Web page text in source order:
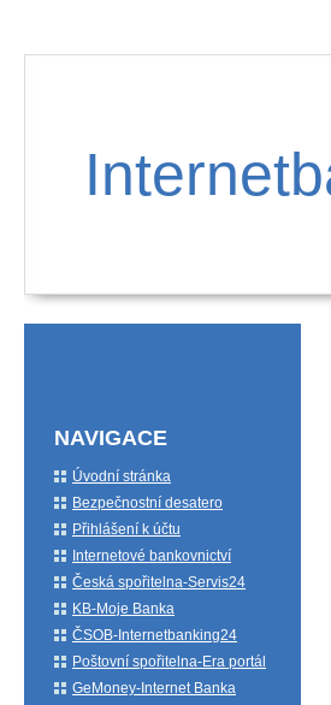
NAVIGACE
Úvodní stránka
Bezpečnostní desatero
Přihlášení k účtu
Internetové bankovnictví
Česká spořitelna-Servis24
KB-Moje Banka
ČSOB-Internetbanking24
Poštovní spořitelna-Era portál
GeMoney-Internet Banka